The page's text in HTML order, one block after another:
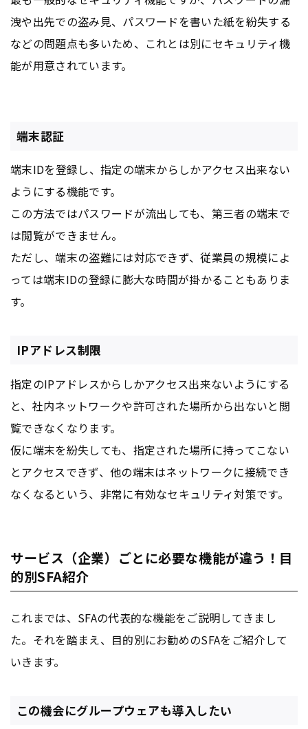
洩や出先での盗み見、パスワードを書いた紙を紛失する
などの問題点も多いため、これとは別にセキュリティ機
能が用意されています。
端末認証
端末IDを登録し、指定の端末からしかアクセス出来ない
ようにする機能です。
この方法ではパスワードが流出しても、第三者の端末で
は閲覧ができません。
ただし、端末の盗難には対応できず、従業員の規模によ
っては端末IDの登録に膨大な時間が掛かることもありま
す。
IPアドレス制限
指定のIPアドレスからしかアクセス出来ないようにする
と、社内ネットワークや許可された場所から出ないと閲
覧できなくなります。
仮に端末を紛失しても、指定された場所に持ってこない
とアクセスできず、他の端末はネットワークに接続でき
なくなるという、非常に有効なセキュリティ対策です。
サービス（企業）ごとに必要な機能が違う！目
的別SFA紹介
これまでは、SFAの代表的な機能をご説明してきまし
た。それを踏まえ、目的別にお勧めのSFAをご紹介して
いきます。
この機会にグループウェアも導入したい